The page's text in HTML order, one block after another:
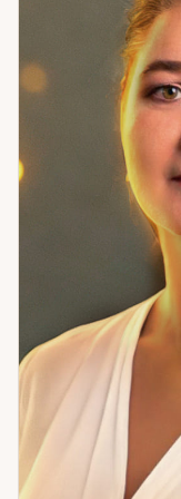
энергетическая
прошлого,
чтобы предложить
годы практики я
чувствах,
путь к гармонии.
работает точно,
увидеть
правильным
кто готов